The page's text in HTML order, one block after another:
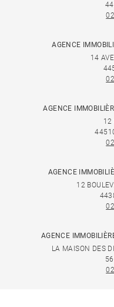
AGENCE
14
AGENCE
12
AGENCE
12
AGENCE
LA MAISON DES